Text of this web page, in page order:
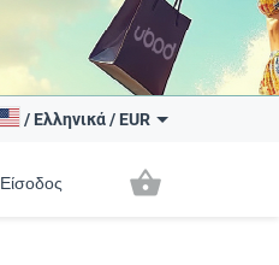
/ Ελληνικά/ EUR
Είσοδος shopping_basket